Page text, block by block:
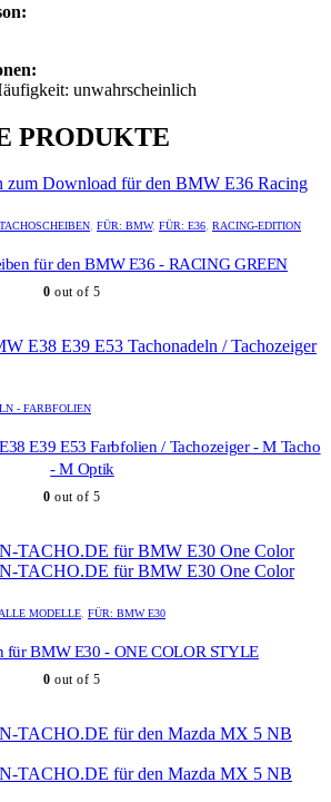
unwahrscheinlich
PRODUKTE
, FÜR: BMW, FÜR: E36, RACING-EDITION
für den BMW E36 - RACING GREEN
0 out of 5
- FARBFOLIEN
E39 E53 Farbfolien / Tachozeiger - M Tacho
- M Optik
0 out of 5
MODELLE, FÜR: BMW E30
für BMW E30 - ONE COLOR STYLE
0 out of 5